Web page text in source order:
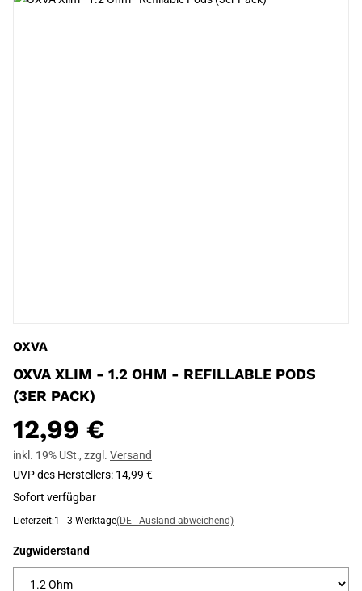
OXVA
OXVA XLIM - 1.2 OHM - REFILLABLE PODS
(3ER PACK)
12,99 €
inkl. 19% USt., zzgl. Versand
UVP des Herstellers: 14,99 €
Sofort verfügbar
Lieferzeit:1 - 3 Werktage(DE - Ausland abweichend)
Zugwiderstand